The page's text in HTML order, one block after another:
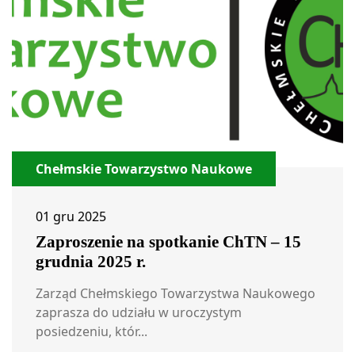
Chełmskie Towarzystwo Naukowe
01 gru 2025
Zaproszenie na spotkanie ChTN – 15
grudnia 2025 r.
Zarząd Chełmskiego Towarzystwa Naukowego
zaprasza do udziału w uroczystym
posiedzeniu, któr...